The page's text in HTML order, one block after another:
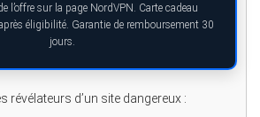
l’offre sur la page NordVPN. Carte cadeau
éligibilité. Garantie de remboursement 30
jours.
révélateurs d’un site dangereux :